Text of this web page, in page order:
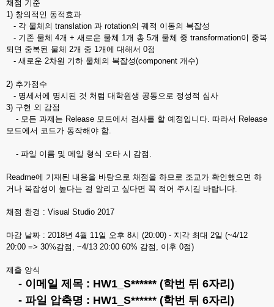
채점 기준
1) 창의적인 동적효과
- 각 물체의 translation 과 rotation의 궤적 이동의 복잡성
- 기존 물체 4개 + 새로운 물체 1개 총 5개 물체 중 transformation이 중복
되면 중복된 물체 2개 중 1개에 대해서 0점
- 새로운 2차원 기하 물체의 복잡성(component 개수)
2) 추가점수
- 명세서에 명시된 것 처럼 대학원생 공동으로 정성적 심사
3) 구현 외 감점
- 모든 과제는 Release 모드에서 검사를 할 예정입니다. 따라서 Release
모드에서 코드가 동작해야 함.
- 파일 이름 및 메일 형식 오타 시 감점.
Readme에 기재된 내용을 바탕으로 채점을 하므로 조교가 확인했으면 하
거나 복잡성이 높다는 걸 알리고 싶다면 꼭 적어 주시길 바랍니다.
채점 환경 : Visual Studio 2017
마감 날짜 : 2018년 4월 11일 오후 8시 (20:00) - 지각 최대 2일 (~4/12
20:00 => 30%감점, ~4/13 20:00 60% 감점, 이후 0점)
제출 양식
- 이메일 제목 : HW1_S****** (학번 뒤 6자리)
- 파일 압축명 : HW1_S****** (학번 뒤 6자리)